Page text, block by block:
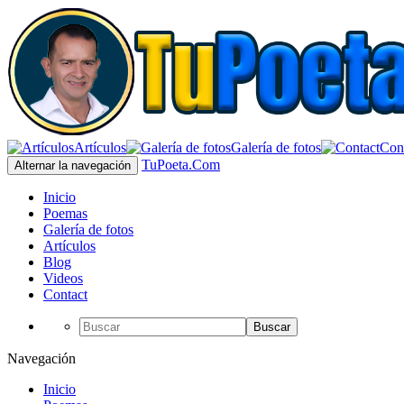
Artículos Galería de fotos
Alternar la navegación TuPoeta.Com
Inicio
Poemas
Galería de fotos
Artículos
Blog
Videos
Contact
Buscar
Navegación
Inicio